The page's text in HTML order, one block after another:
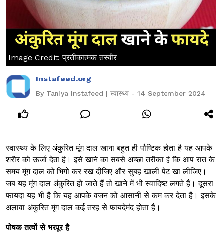
Image Credit: प्रतीकात्मक तस्वीर
Instafeed.org
By Taniya Instafeed | स्वास्थ्य - 14 September 2024
स्वास्थ्य के लिए अंकुरित मूंग दाल खाना बहुत ही पौष्टिक होता है यह आपके
शरीर को ऊर्जा देता है। इसे खाने का सबसे अच्छा तरीका है कि आप रात के
समय मूंग दाल को भिगो कर रख दीजिए और सुबह खाली पेट खा लीजिए।
जब यह मूंग दाल अंकुरित हो जाते हैं तो खाने में भी स्वादिष्ट लगते हैं। दूसरा
फायदा यह भी है कि यह आपके वजन को आसानी से कम कर देता है। इसके
अलावा अंकुरित मूंग दाल कई तरह से फायदेमंद होता है।
पोषक तत्वों से भरपूर है